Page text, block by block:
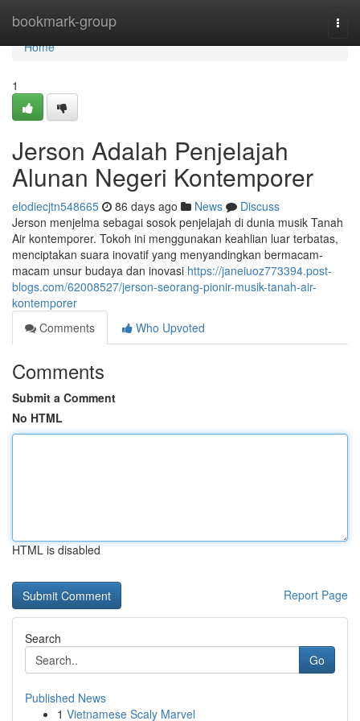
bookmark-group
Home
Home
1
Jerson Adalah Penjelajah
Alunan Negeri Kontemporer
elodiecjtn548665 86 days ago News
Discuss
Jerson menjelma sebagai sosok penjelajah di dunia musik Tanah
Air kontemporer. Tokoh ini menggunakan keahlian luar terbatas,
menciptakan suara inovatif yang menyandingkan bermacam-
macam unsur budaya dan inovasi https://janeiuoz773394.post-
blogs.com/62008527/jerson-seorang-pionir-musik-tanah-air-
kontemporer
Comments
Who Upvoted
Comments
Submit a Comment
No HTML
HTML is disabled
Report Page
Search
Go
Published News
1 Vietnamese Scaly Marvel